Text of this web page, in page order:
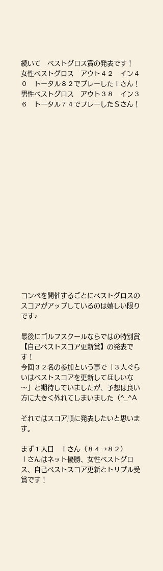
続いて　ベストグロス賞の発表です！
女性ベストグロス　アウト４２　イン４
０　トータル８２でプレーしたＩさん！
男性ベストグロス　アウト３８　イン３
６　トータル７４でプレーしたＳさん！
コンペを開催するごとにベストグロスの
スコアがアップしているのは嬉しい限り
です♪
最後にゴルフスクールならではの特別賞
【自己ベストスコア更新賞】の発表で
す！
今回３２名の参加という事で「３人ぐら
いはベストスコアを更新してほしいな
～」と期待していましたが、予想は良い
方に大きく外れてしまいました（^_^A
それではスコア順に発表したいと思いま
す。
まず１人目　Ｉさん（８４→８２）
Ｉさんはネット優勝、女性ベストグロ
ス、自己ベストスコア更新とトリプル受
賞です！